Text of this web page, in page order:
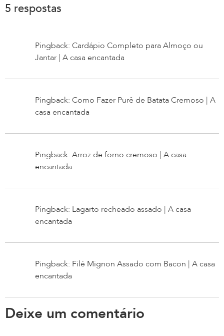
5 respostas
Pingback: Cardápio Completo para Almoço ou
Jantar | A casa encantada
Pingback: Como Fazer Purê de Batata Cremoso | A
casa encantada
Pingback: Arroz de forno cremoso | A casa
encantada
Pingback: Lagarto recheado assado | A casa
encantada
Pingback: Filé Mignon Assado com Bacon | A casa
encantada
Deixe um comentário